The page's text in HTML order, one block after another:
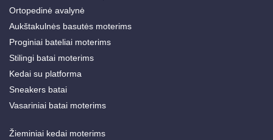
Ortopedinė avalynė
Aukštakulnės basutės moterims
Proginiai bateliai moterims
Stilingi batai moterims
Kedai su platforma
Sneakers batai
Vasariniai batai moterims
Žieminiai kedai moterims